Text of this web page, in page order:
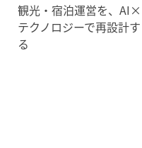
観光・宿泊運営を、AI×
テクノロジーで再設計す
る